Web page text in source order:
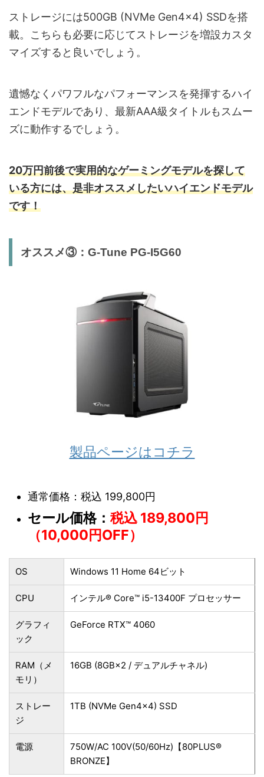
ストレージには500GB (NVMe Gen4×4) SSDを搭
載。こちらも必要に応じてストレージを増設カスタ
マイズすると良いでしょう。
遺憾なくパワフルなパフォーマンスを発揮するハイ
エンドモデルであり、最新AAA級タイトルもスムー
ズに動作するでしょう。
20万円前後で実用的なゲーミングモデルを探して
いる方には、是非オススメしたいハイエンドモデル
です！
オススメ③：G-Tune PG-I5G60
製品ページはコチラ
通常価格：税込 199,800円
セール価格： 税込 189,800円
（10,000円OFF）
OS Windows 11 Home 64ビット
CPU インテル® Core™ i5-13400F プロセッサー
グラフィ
ック
GeForce RTX™ 4060
RAM（メ
モリ）
16GB (8GB×2 / デュアルチャネル)
ストレー
ジ
1TB (NVMe Gen4×4) SSD
電源
750W/AC 100V(50/60Hz)【80PLUS®
BRONZE】